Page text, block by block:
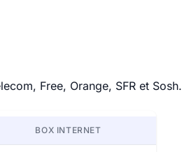
Free, Orange, SFR et Sosh.
BOX INTERNET